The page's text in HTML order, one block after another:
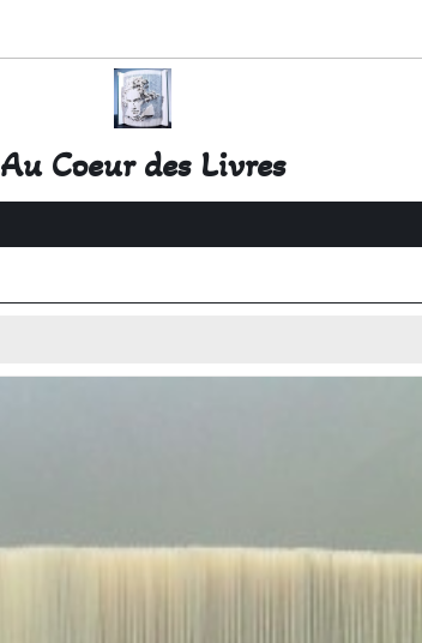
Au Coeur des Livres